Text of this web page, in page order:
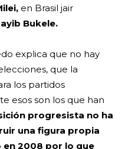
en Brasil jair
Bukele.
explica que no hay
que la
los partidos
esos son los que han
progresista no ha
una figura propia
en 2008 por lo que